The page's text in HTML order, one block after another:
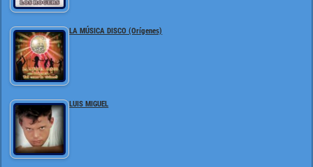
LA MÚSICA DISCO (Orígenes)
LUIS MIGUEL